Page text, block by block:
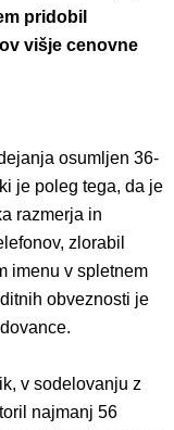
pridobil
višje cenovne
osumljen 36-
je poleg tega, da je
razmerja in
zlorabil
imenu v spletnem
obveznosti je
v sodelovanju z
najmanj 56